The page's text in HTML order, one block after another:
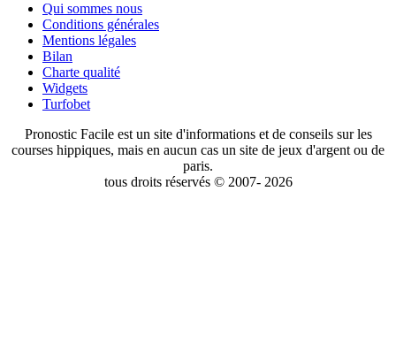
Qui sommes nous
Conditions générales
Mentions légales
Bilan
Charte qualité
Widgets
Turfobet
Pronostic Facile est un site d'informations et de conseils sur les
courses hippiques, mais en aucun cas un site de jeux d'argent ou de
paris.
tous droits réservés © 2007- 2026